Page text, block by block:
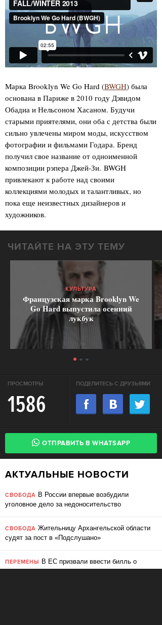
Марка Brooklyn We Go Hard (BWGH) была
основана в Париже в 2010 году Дэвидом
Обадиа и Нельсоном Хасаном. Будучи
старыми приятелями, они оба с детства были
сильно увлечены миром моды, искусством
фотографии и фильмами Годара. Бренд
получил свое название от одноименной
композиции рэпера Джей-Зи. BWGH
привлекают к работе над своими
коллекциями молодых и талантливых, но
пока еще неизвестных дизайнеров и
художников.
ЧИТАЙТЕ НА ЭТУ ТЕМУ
КУЛЬТУРА
Французская марка Brooklyn We
Go Hard выпустила осенний
лукбук
ПРОСМОТРЫ
1586
ПОДЕЛИТЕСЬ С ДРУЗЬЯМИ
ОТПРАВИТЬ В WHATSAPP
АКТУАЛЬНЫЕ НОВОСТИ
СВОБОДА В России впервые возбудили
уголовное дело за недоносительство
СВОБОДА Жительницу Архангельской области
судят за пост в «Подслушано»
ПЕРЕМЕНЫ В ЕС призвали ввести билль о
правах для роботов